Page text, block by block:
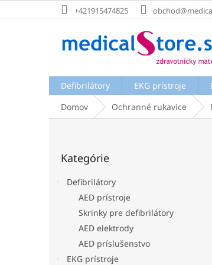
na
+421915474825
Defibrilátory EKG prístroje
Domov
Ochranné rukavice
kategórie
Kategórie
Defibrilátory
AED prístroje
Skrinky pre defibrilátory
AED elektrody
AED príslušenstvo
EKG prístroje